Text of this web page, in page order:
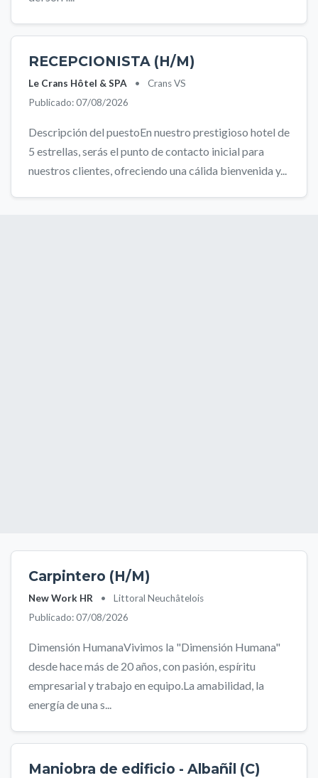
RECEPCIONISTA (H/M)
Le Crans Hôtel & SPA •
Crans VS
Publicado: 07/08/2026
Descripción del puestoEn nuestro prestigioso hotel de
5 estrellas, serás el punto de contacto inicial para
nuestros clientes, ofreciendo una cálida bienvenida y...
Carpintero (H/M)
New Work HR •
Littoral Neuchâtelois
Publicado: 07/08/2026
Dimensión HumanaVivimos la "Dimensión Humana"
desde hace más de 20 años, con pasión, espíritu
empresarial y trabajo en equipo.La amabilidad, la
energía de una s...
Maniobra de edificio - Albañil (C)